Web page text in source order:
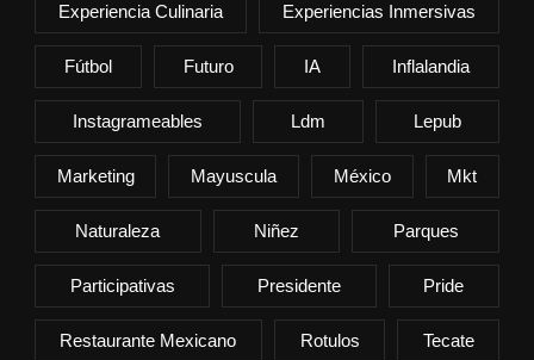
Experiencia Culinaria Experiencias Inmersivas
Fútbol Futuro IA Inflalandia
Instagrameables Ldm Lepub
Marketing Mayuscula México Mkt
Naturaleza Niñez Parques
Participativas Presidente Pride
Restaurante Mexicano Rotulos Tecate